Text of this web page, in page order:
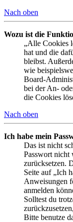
Nach oben
Wozu ist die
„Alle Cookies
hat und die
bleibst.
wie
Board-
bei der An-
die Cookies
Nach oben
Ich habe mein
Das ist nicht
Passwort nicht
zurücksetzen.
Seite auf „Ich
Anweisungen
anmelden
Solltest du
Bitte benutze